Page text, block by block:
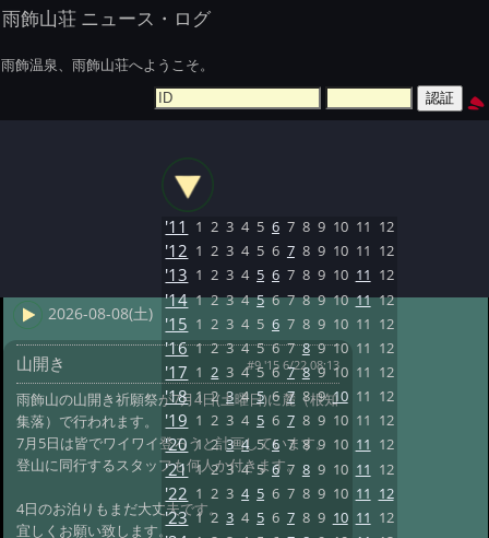
雨飾山荘 ニュース・ログ
雨飾温泉、雨飾山荘へようこそ。
2026-08-08(土)
山開き #9 '15 6/22 08:13
雨飾山の山開き祈願祭が7月4日(土曜日)に麓（根知
集落）で行われます。
7月5日は皆でワイワイ登ろうと計画しています。
登山に同行するスタッフも何人か付きます。
4日のお泊りもまだ大丈夫です。
宜しくお願い致します。
'11 1 2 3 4 5 6 7 8 9 10 11 12
'12 1 2 3 4 5 6 7 8 9 10 11 12
'13 1 2 3 4 5 6 7 8 9 10 11 12
'14 1 2 3 4 5 6 7 8 9 10 11 12
'15 1 2 3 4 5 6 7 8 9 10 11 12
'16 1 2 3 4 5 6 7 8 9 10 11 12
'17 1 2 3 4 5 6 7 8 9 10 11 12
'18 1 2 3 4 5 6 7 8 9 10 11 12
'19 1 2 3 4 5 6 7 8 9 10 11 12
'20 1 2 3 4 5 6 7 8 9 10 11 12
'21 1 2 3 4 5 6 7 8 9 10 11 12
'22 1 2 3 4 5 6 7 8 9 10 11 12
'23 1 2 3 4 5 6 7 8 9 10 11 12